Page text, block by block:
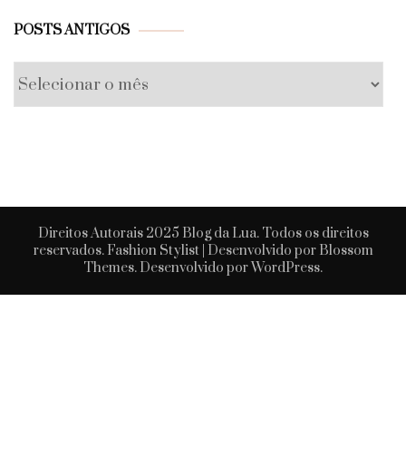
POSTS ANTIGOS
Posts
Direitos Autorais 2025 Blog da Lua. Todos os direitos
reservados.Fashion Stylist | Desenvolvido por Blossom
Themes. Desenvolvido por WordPress.